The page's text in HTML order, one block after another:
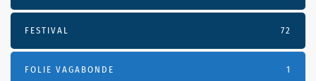
FESTIVAL 72
FOLIE VAGABONDE 1